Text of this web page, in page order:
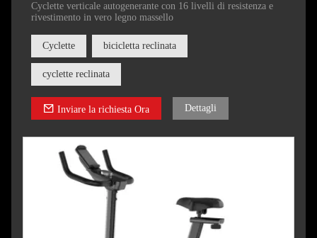
Cyclette verticale autogenerante con 16 livelli di resistenza e
rivestimento in vero legno massello
Cyclette bicicletta reclinata
cyclette reclinata
Inviare la richiesta Ora Dettagli